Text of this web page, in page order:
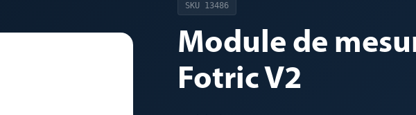
SKU 13486
Module de
Fotric V2